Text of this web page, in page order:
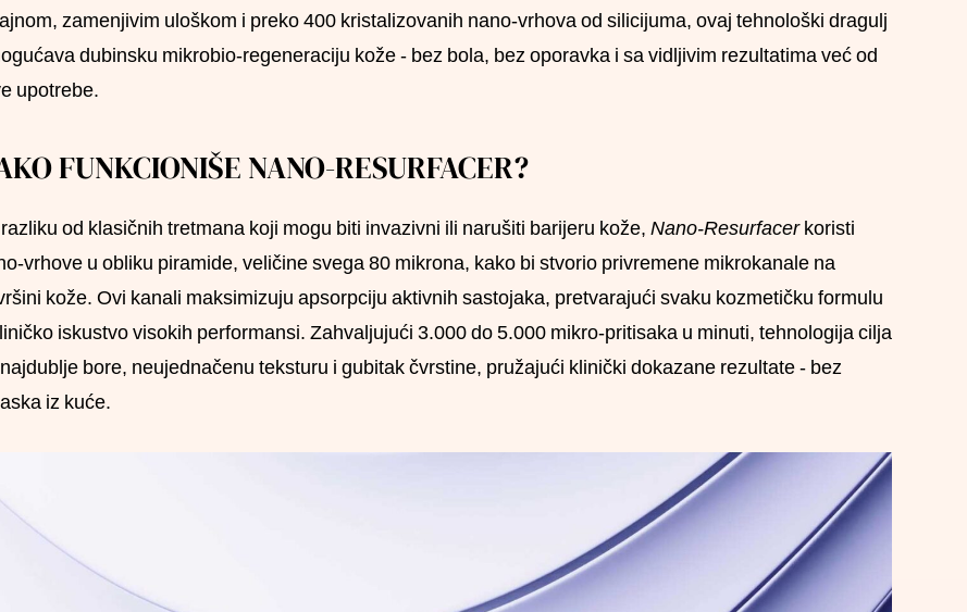
zamenjivim uloškom i preko 400 kristalizovanih nano-vrhova od silicijuma, ovaj tehnološki dragulj
dubinsku mikrobio-regeneraciju kože - bez bola, bez oporavka i sa vidljivim rezultatima već od
upotrebe.
FUNKCIONIŠE NANO-RESURFACER?
od klasičnih tretmana koji mogu biti invazivni ili narušiti barijeru kože, Nano-Resurfacerkoristi
vrhove u obliku piramide, veličine svega 80 mikrona, kako bi stvorio privremene mikrokanale na
kože. Ovi kanali maksimizuju apsorpciju aktivnih sastojaka, pretvarajući svaku kozmetičku formulu
iskustvo visokih performansi. Zahvaljujući 3.000 do 5.000 mikro-pritisaka u minuti, tehnologija cilja
bore, neujednačenu teksturu i gubitak čvrstine, pružajući klinički dokazane rezultate - bez
iz kuće.